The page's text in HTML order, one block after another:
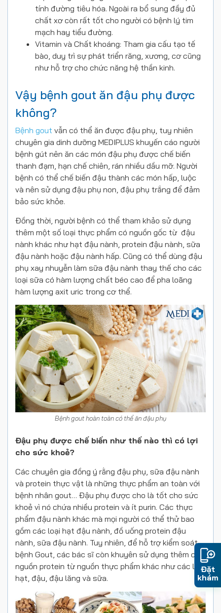
tính đường tiêu hóa. Ngoài ra bổ sung đầy đủ
chất xơ còn rất tốt cho người có bệnh lý tim
mạch hay tiểu đường.
Vitamin và Chất khoáng: Tham gia cấu tạo tế
bào, duy trì sự phát triển răng, xương, cơ cũng
như hỗ trợ cho chức năng hệ thần kinh.
Vậy bệnh gout ăn đậu phụ được
không?
Bệnh gout vẫn có thể ăn được đậu phụ, tuy nhiên
chuyên gia dinh dưỡng MEDIPLUS khuyến cáo người
bệnh gút nên ăn các món đậu phụ được chế biến
thanh đạm, hạn chế chiên, rán nhiều dầu mỡ. Người
bệnh có thể chế biến đậu thành các món hấp, luộc
và nên sử dụng đậu phụ non, đậu phụ trắng để đảm
bảo sức khỏe.
Đồng thời, người bệnh có thể tham khảo sử dụng
thêm một số loại thực phẩm có nguồn gốc từ đậu
nành khác như hạt đậu nành, protein đậu nành, sữa
đậu nành hoặc đậu nành hấp. Cũng có thể dùng đậu
phụ xay nhuyễn làm sữa đậu nành thay thế cho các
loại sữa có hàm lượng chất béo cao để pha loãng
hàm lượng axit uric trong cơ thể.
Bệnh gout hoàn toàn có thể ăn đậu phụ
Đậu phụ được chế biến như thế nào thì có lợi
cho sức khoẻ?
Các chuyên gia đồng ý rằng đậu phụ, sữa đậu nành
và protein thực vật là những thực phẩm an toàn với
bệnh nhân gout… Đậu phụ được cho là tốt cho sức
khoẻ vì nó chứa nhiều protein và ít purin. Các thực
phẩm đậu nành khác mà mọi người có thể thử bao
gồm các loại hạt đậu nành, đồ uống protein đậu
nành, sữa đậu nành. Tuy nhiên, để hỗ trợ kiểm soát
bệnh Gout, các bác sĩ còn khuyên sử dụng thêm các
nguồn protein từ nguồn thực phẩm khác như các loại
hạt, đậu, đậu lăng và sữa.
Đặt
khám